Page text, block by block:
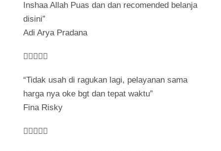
Inshaa Allah Puas dan dan recomended belanja
disini”
Adi Arya Pradana

“Tidak usah di ragukan lagi, pelayanan sama
harga nya oke bgt dan tepat waktu”
Fina Risky
